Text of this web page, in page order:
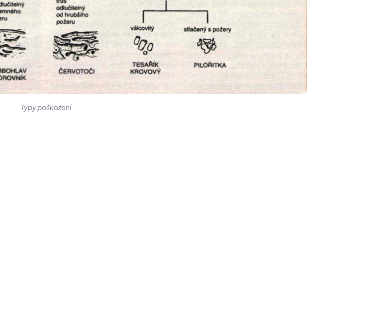
Typy poškození